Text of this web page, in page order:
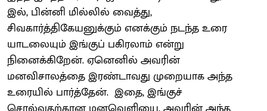
இல், பின்னி மில்லில் வைத்து,
சிவகார்த்திகேயனுக்கும் எனக்கும் நடந்த உரை
யாடலையும் இங்குப் பகிரலாம் என்று
நினைக்கிறேன். ஏனெனில் அவரின்
மனவிசாலத்தை இரண்டாவது முறையாக அந்த
உரையில் பார்த்தேன். இதை, இங்குச்